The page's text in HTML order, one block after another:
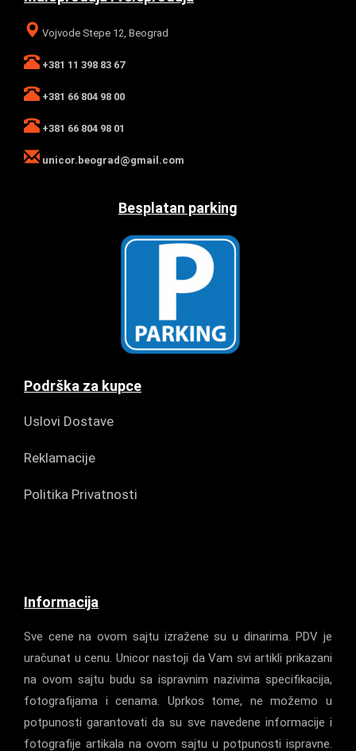
Vojvode Stepe 12, Beograd
+381 11 398 83 67
+381 66 804 98 00
+381 66 804 98 01
unicor.beograd@gmail.com
Besplatan parking
Podrška za kupce
Uslovi Dostave
Reklamacije
Politika Privatnosti
Informacija
Sve cene na ovom sajtu izražene su u dinarima. PDV je
uračunat u cenu. Unicor nastoji da Vam svi artikli prikazani
na ovom sajtu budu sa ispravnim nazivima specifikacija,
fotografijama i cenama. Uprkos tome, ne možemo u
potpunosti garantovati da su sve navedene informacije i
fotografije artikala na ovom sajtu u potpunosti ispravne.